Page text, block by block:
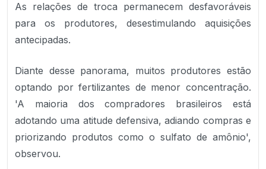
As relações de troca permanecem desfavoráveis
para os produtores, desestimulando aquisições
antecipadas.
Diante desse panorama, muitos produtores estão
optando por fertilizantes de menor concentração.
'A maioria dos compradores brasileiros está
adotando uma atitude defensiva, adiando compras e
priorizando produtos como o sulfato de amônio',
observou.